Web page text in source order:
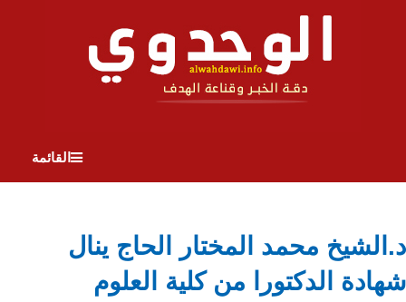
القائمة
د.الشيخ محمد المختار الحاج ينال
شهادة الدكتورا من كلية العلوم